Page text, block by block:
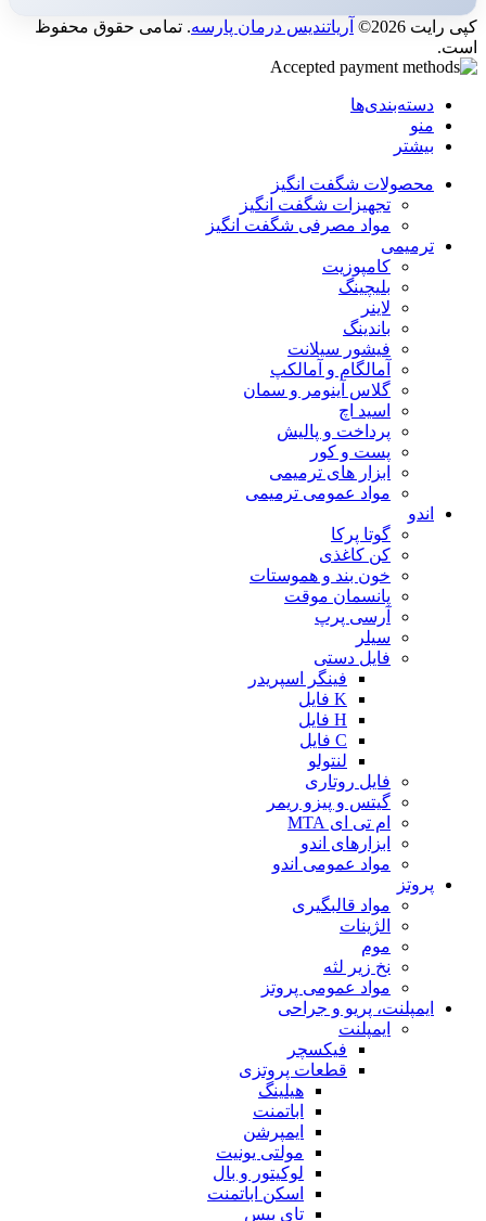
کپی رایت 2026© آریاتندیس درمان پارسه. تمامی حقوق محفوظ
است.
دسته‌بندی‌ها
منو
بیشتر
محصولات شگفت انگیز
تجهیزات شگفت انگیز
مواد مصرفی شگفت انگیز
ترمیمی
کامپوزیت
بلیچینگ
لاینر
باندینگ
فیشور سیلانت
آمالگام و آمالکپ
گلاس آینومر و سمان
اسید اچ
پرداخت و پالیش
پست و کور
ابزار های ترمیمی
مواد عمومی ترمیمی
اندو
گوتا پرکا
کن کاغذی
خون بند و هموستات
پانسمان موقت
آرسی پرپ
سیلر
فایل دستی
فینگر اسپریدر
K فایل
H فایل
C فایل
لنتولو
فایل روتاری
گیتس و پیزو ریمر
ام تی ای MTA
ابزارهای اندو
مواد عمومی اندو
پروتز
مواد قالبگیری
الژینات
موم
نخ زیر لثه
مواد عمومی پروتز
ایمپلنت، پریو و جراحی
ایمپلنت
فیکسچر
قطعات پروتزی
هیلینگ
اباتمنت
ایمپرشن
مولتی یونیت
لوکیتور و بال
اسکن اباتمنت
تای بیس